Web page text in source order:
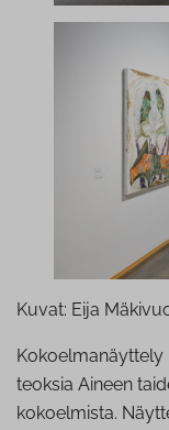
Kuvat: Eija
Kokoelmanäyttely
teoksia Aineen
kokoelmista.